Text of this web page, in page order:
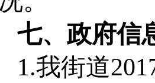
七、政府信
1.我街道